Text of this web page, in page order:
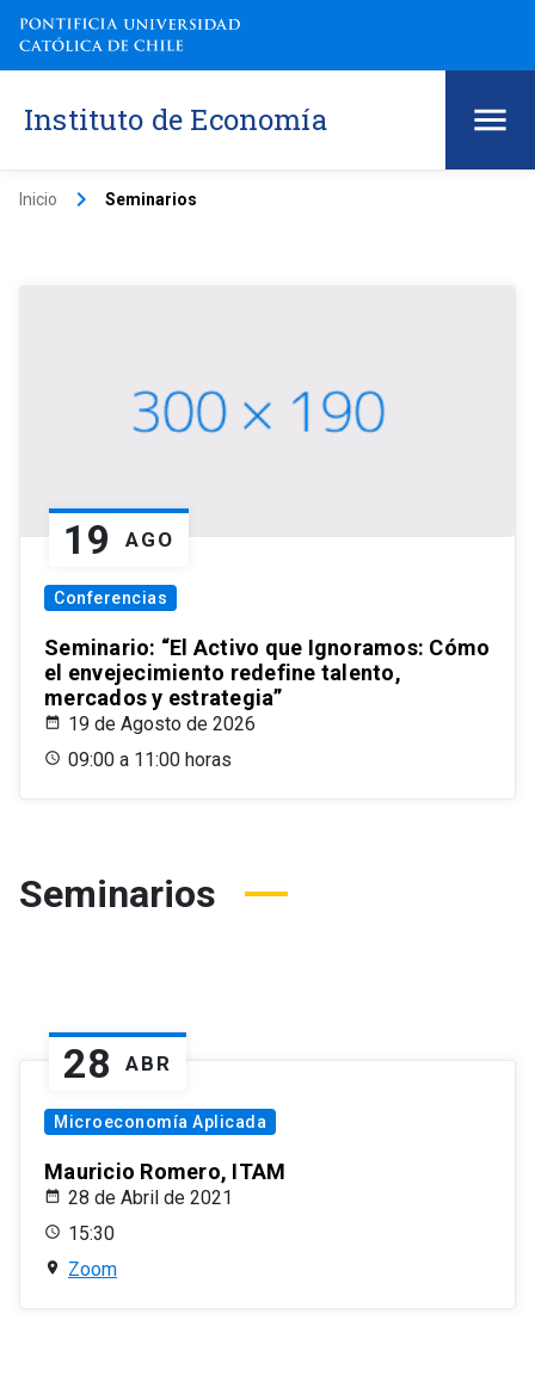
Instituto de Economía
Inicio keyboard_arrow_right Seminarios
19 AGO
Conferencias
Seminario: “El Activo que Ignoramos: Cómo
el envejecimiento redefine talento,
mercados y estrategia”
19 de Agosto de 2026
09:00 a 11:00 horas
Seminarios
28 ABR
Microeconomía Aplicada
Mauricio Romero, ITAM
28 de Abril de 2021
15:30
Zoom